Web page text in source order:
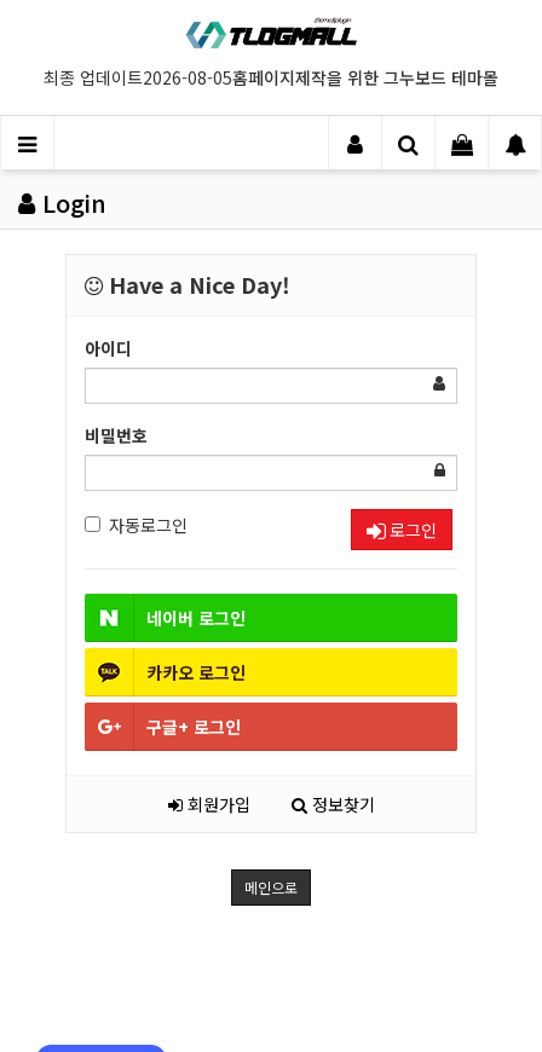
최종 업데이트2026-08-05홈페이지제작을 위한 그누보드 테마몰
Login
Have a Nice Day!
아이디
비밀번호
자동로그인 로그인
네이버 로그인
카카오 로그인
구글+ 로그인
회원가입 정보찾기
메인으로